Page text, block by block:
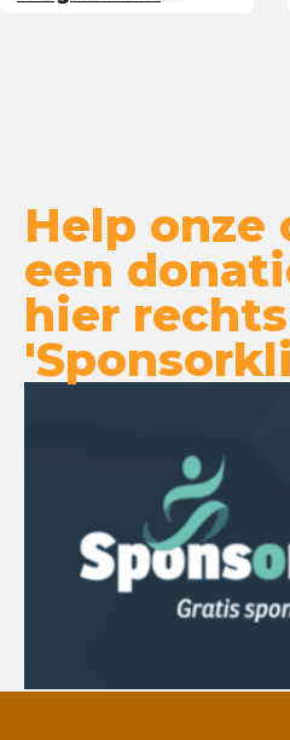
Help onze
een
hier